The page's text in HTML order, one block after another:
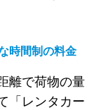
時間制の料金
離で荷物の量
「レンタカー